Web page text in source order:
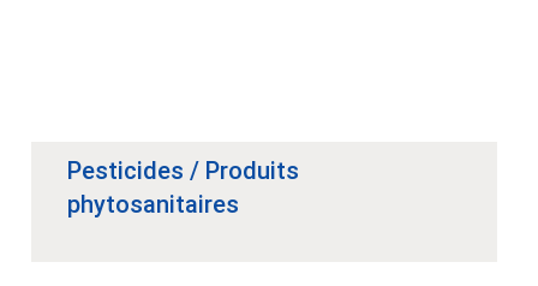
Pesticides / Produits
phytosanitaires